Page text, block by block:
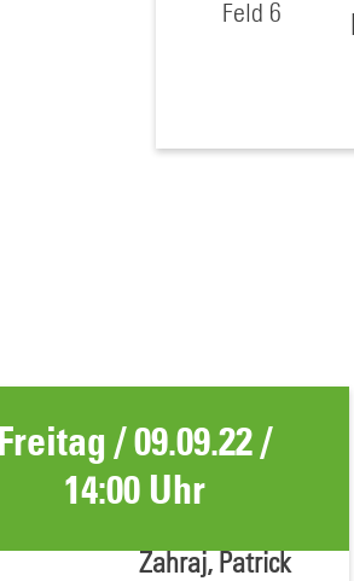
Feld 6
Freitag / 09.09.22 /
14:00 Uhr
Zahraj, Patrick